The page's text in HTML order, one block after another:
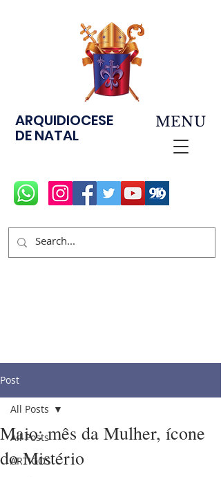
ARQUIDIOCESE
DE NATAL
MENU
Post
All Posts
ARTIGOS
All Posts
Maio: mês da Mulher, ícone
do Mistério